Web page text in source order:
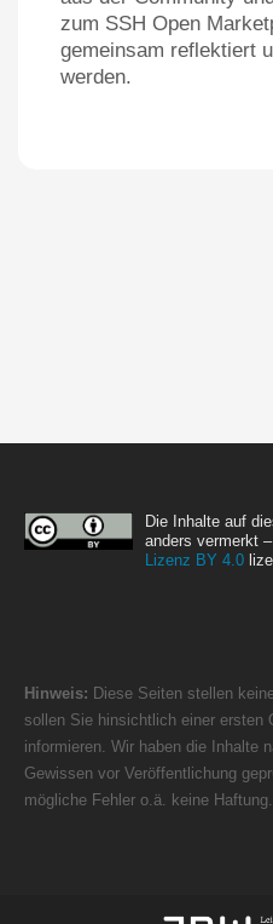
zum SSH Open
gemeinsam reflektiert
werden.
Die Inhalte auf
anders vermerkt
Lizenz BY 4.0
Hinweis: Diese Seiten stellen
sollen Sie hinsichtlich einer ersten
informieren. Wir haben die Inhalte
Gewissen vor Veröffentlichung
mögliche Fehler o.ä. keine Haftung.